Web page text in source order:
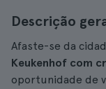
Descrição
Afaste-se da
Keukenhof com
oportunidade de